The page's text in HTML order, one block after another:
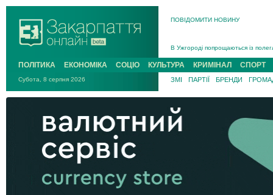
ПОВІДОМИТИ НОВИНУ
В Ужгороді попрощаються із
В Ужгороді 5 серпня
Підтвердили загибель
На війні з рф поліг військовий з
На Хустщині внаслідок ДТП за
Інструктора районного ТЦК на
ПОЛІТИКА ЕКОНОМІКА СОЦІО КУЛЬТУРА КРИМІНАЛ СПОРТ
Субота, 8 серпня 2026 ЗМІ ПАРТІЇ БРЕНДИ